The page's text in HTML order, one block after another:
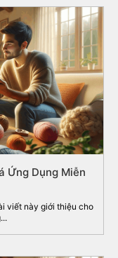
Ứng Dụng Miễn
viết này giới thiệu cho